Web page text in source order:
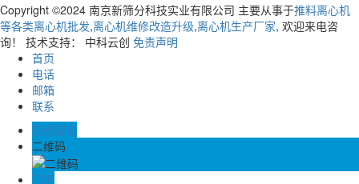
Copyright ©2024 南京新筛分科技实业有限公司 主要从事于推料离心机
等各类离心机批发,离心机维修改造升级,离心机生产厂家, 欢迎来电咨
询！ 技术支持： 中科云创 免责声明
首页
电话
邮箱
联系
在线留言
二维码
TOP